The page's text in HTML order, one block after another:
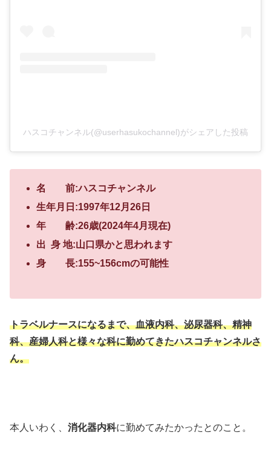
ハスコチャンネル(@userhasukochannel)がシェアした投稿
名 前:ハスコチャンネル
生年月日:1997年12月26日
年 齢:26歳(2024年4月現在)
出 身 地:山口県かと思われます
身 長:155~156cmの可能性
トラベルナースになるまで、血液内科、泌尿器科、精神
科、産婦人科と様々な科に勤めてきたハスコチャンネルさ
ん。
本人いわく、 消化器内科に勤めてみたかったとのこと。